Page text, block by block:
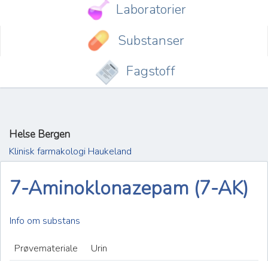
Laboratorier
Substanser
Fagstoff
Helse Bergen
Klinisk farmakologi Haukeland
7-Aminoklonazepam (7-AK)
Info om substans
Prøvemateriale
Urin